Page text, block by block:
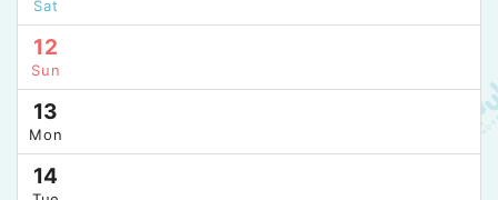
Sat
12
Sun
13
Mon
14